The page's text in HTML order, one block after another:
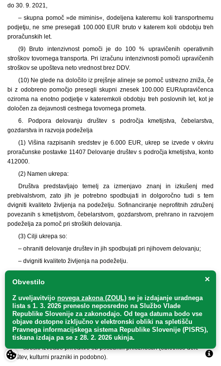
do 30. 9. 2021,
– skupna pomoč »de miminis«, dodeljena kateremu koli transportnemu
podjetju, ne sme presegati 100.000 EUR bruto v katerem koli obdobju treh
proračunskih let.
(9) Bruto intenzivnost pomoči je do 100 % upravičenih operativnih
stroškov tovornega transporta. Pri izračunu intenzivnosti pomoči upravičenih
stroškov se upošteva neto vrednost brez DDV.
(10) Ne glede na določilo iz prejšnje alineje se pomoč ustrezno zniža, če
bi z odobreno pomočjo presegli skupni znesek 100.000 EUR/upravičenca
oziroma na enotno podjetje v kateremkoli obdobju treh poslovnih let, kot je
določen za dejavnosti cestnega tovornega prometa.
6. Podpora delovanju društev s področja kmetijstva, čebelarstva,
gozdarstva in razvoja podeželja
(1) Višina razpisanih sredstev je 6.000 EUR, ukrep se izvede v okviru
proračunske postavke 11407 Delovanje društev s področja kmetijstva, konto
412000.
(2) Namen ukrepa:
Društva predstavljajo temelj za izmenjavo znanj in izkušenj med
prebivalstvom, zato jih je potrebno spodbujati in dolgoročno tudi s tem
dvigniti kvaliteto življenja na podeželju. Sofinanciranje neprofitnih združenj
povezanih s kmetijstvom, čebelarstvom, gozdarstvom, prehrano in razvojem
podeželja za pomoč pri stroških delovanja.
(3) Cilji ukrepa so:
– ohraniti delovanje društev in jih spodbujati pri njihovem delovanju;
– dvigniti kvaliteto življenja na podeželju.
– stroški ustrezne infrastrukture za delovanje (najem prostorov),
– materialni stroški in stroški dela pisarne ter organov,
– stroški pogostitve občnega zbora in društvenih prireditev,
– nakup opredmetenih in neopredmetenih sredstev,
– izdelava publikacij o delovanju društev,
– stroški izvedbe prireditve ob posebnih priložnostih (obletnice delovanja
društev, kulturni prazniki in podobno).
×
Obvestilo
Z uveljavitvijo novega zakona (ZOUL) se je izdajanje uradnega
lista s 1. 3. 2026 preneslo neposredno na Službo Vlade
Republike Slovenije za zakonodajo. Od tega datuma bodo vse
objave dostopne izključno v elektronski obliki na spletišču
Pravnega informacijskega sistema Republike Slovenije (PISRS),
tiskana izdaja pa se z 28. 2. 2026 ukinja.